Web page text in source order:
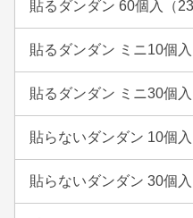
貼るダンダン 60個入（23
貼るダンダン ミニ10個入
貼るダンダン ミニ30個入
貼らないダンダン 10個入
貼らないダンダン 30個入